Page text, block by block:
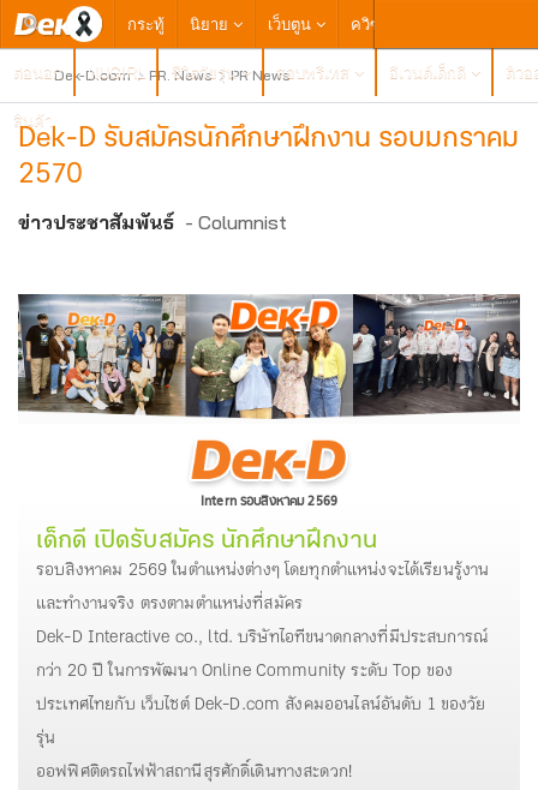
กระทู้ นิยาย เว็บตูน ควิซ
ต่อนอก NUGIRL ชีวิตวัยรุ่น สอบพรีเทส อีเวนต์เด็กดี ติว
สินค้า
Dek-D.com PR. News PR News
Dek-D รับสมัครนักศึกษาฝึกงาน รอบมกราคม
2570
ข่าวประชาสัมพันธ์ - Columnist
Intern รอบสิงหาคม 2569
เด็กดี เปิดรับสมัคร นักศึกษาฝึกงาน
รอบสิงหาคม 2569 ในตำแหน่งต่างๆ โดยทุกตำแหน่งจะได้เรียนรู้งาน
และทำงานจริง ตรงตามตำแหน่งที่สมัคร
Dek-D Interactive co., ltd. บริษัทไอทีขนาดกลางที่มีประสบการณ์
กว่า 20 ปี ในการพัฒนา Online Community ระดับ Top ของ
ประเทศไทยกับ เว็บไซต์ Dek-D.com สังคมออนไลน์อันดับ 1 ของวัย
รุ่น
ออฟฟิศติดรถไฟฟ้าสถานีสุรศักดิ์เดินทางสะดวก!